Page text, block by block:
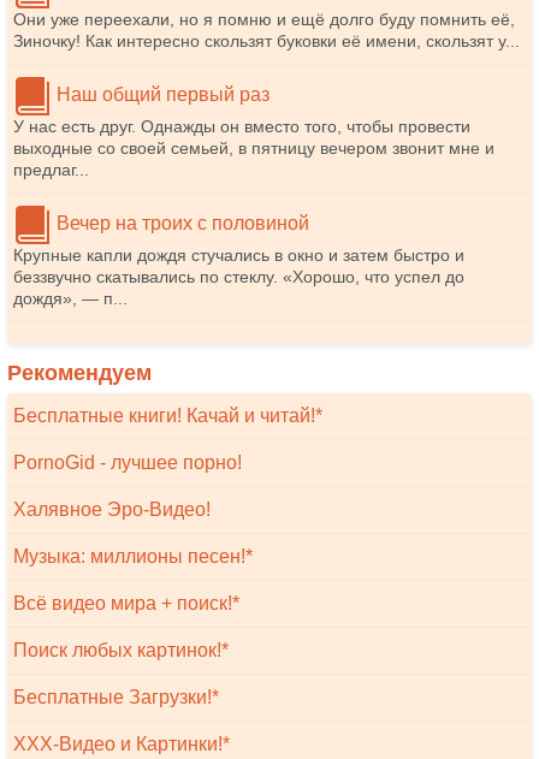
Они уже переехали, но я помню и ещё долго буду помнить её,
Зиночку! Как интересно скользят буковки её имени, скользят у...
Наш общий первый раз
У нас есть друг. Однажды он вместо того, чтобы провести
выходные со своей семьей, в пятницу вечером звонит мне и
предлаг...
Вечер на троих с половиной
Крупные капли дождя стучались в окно и затем быстро и
беззвучно скатывались по стеклу. «Хорошо, что успел до
дождя», — п...
Рекомендуем
Бесплатные книги! Качай и читай!*
PornoGid - лучшее порно!
Халявное Эро-Видео!
Музыка: миллионы песен!*
Всё видео мира + поиск!*
Поиск любых картинок!*
Бесплатные Загрузки!*
XXX-Видео и Картинки!*